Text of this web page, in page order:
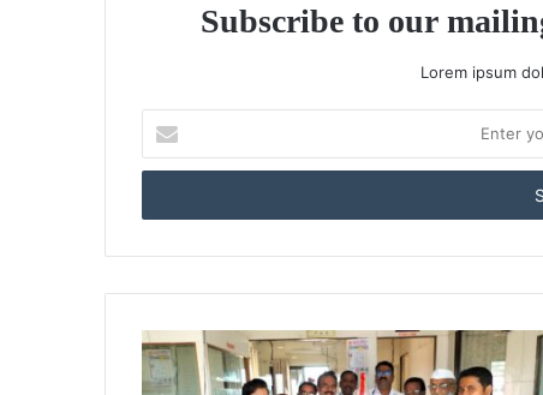
Subscribe to our
Lorem ipsum
your
Email